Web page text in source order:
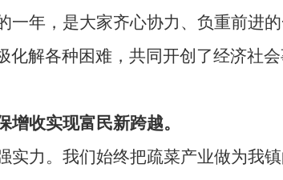
一年，是大家齐心协力、负重前进
化解各种困难，共同开创了经济社
增收实现富民新跨越。
实力。我们始终把疏菜产业做为我